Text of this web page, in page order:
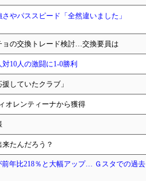
パススピード「全然違いました」
ョの交換トレード検討…交換要員は
10人の激闘に1-0勝利
していたクラブ」
オレンティーナから獲得
たんだろう？
年比218％と大幅アップ… Ｇスタでの過去